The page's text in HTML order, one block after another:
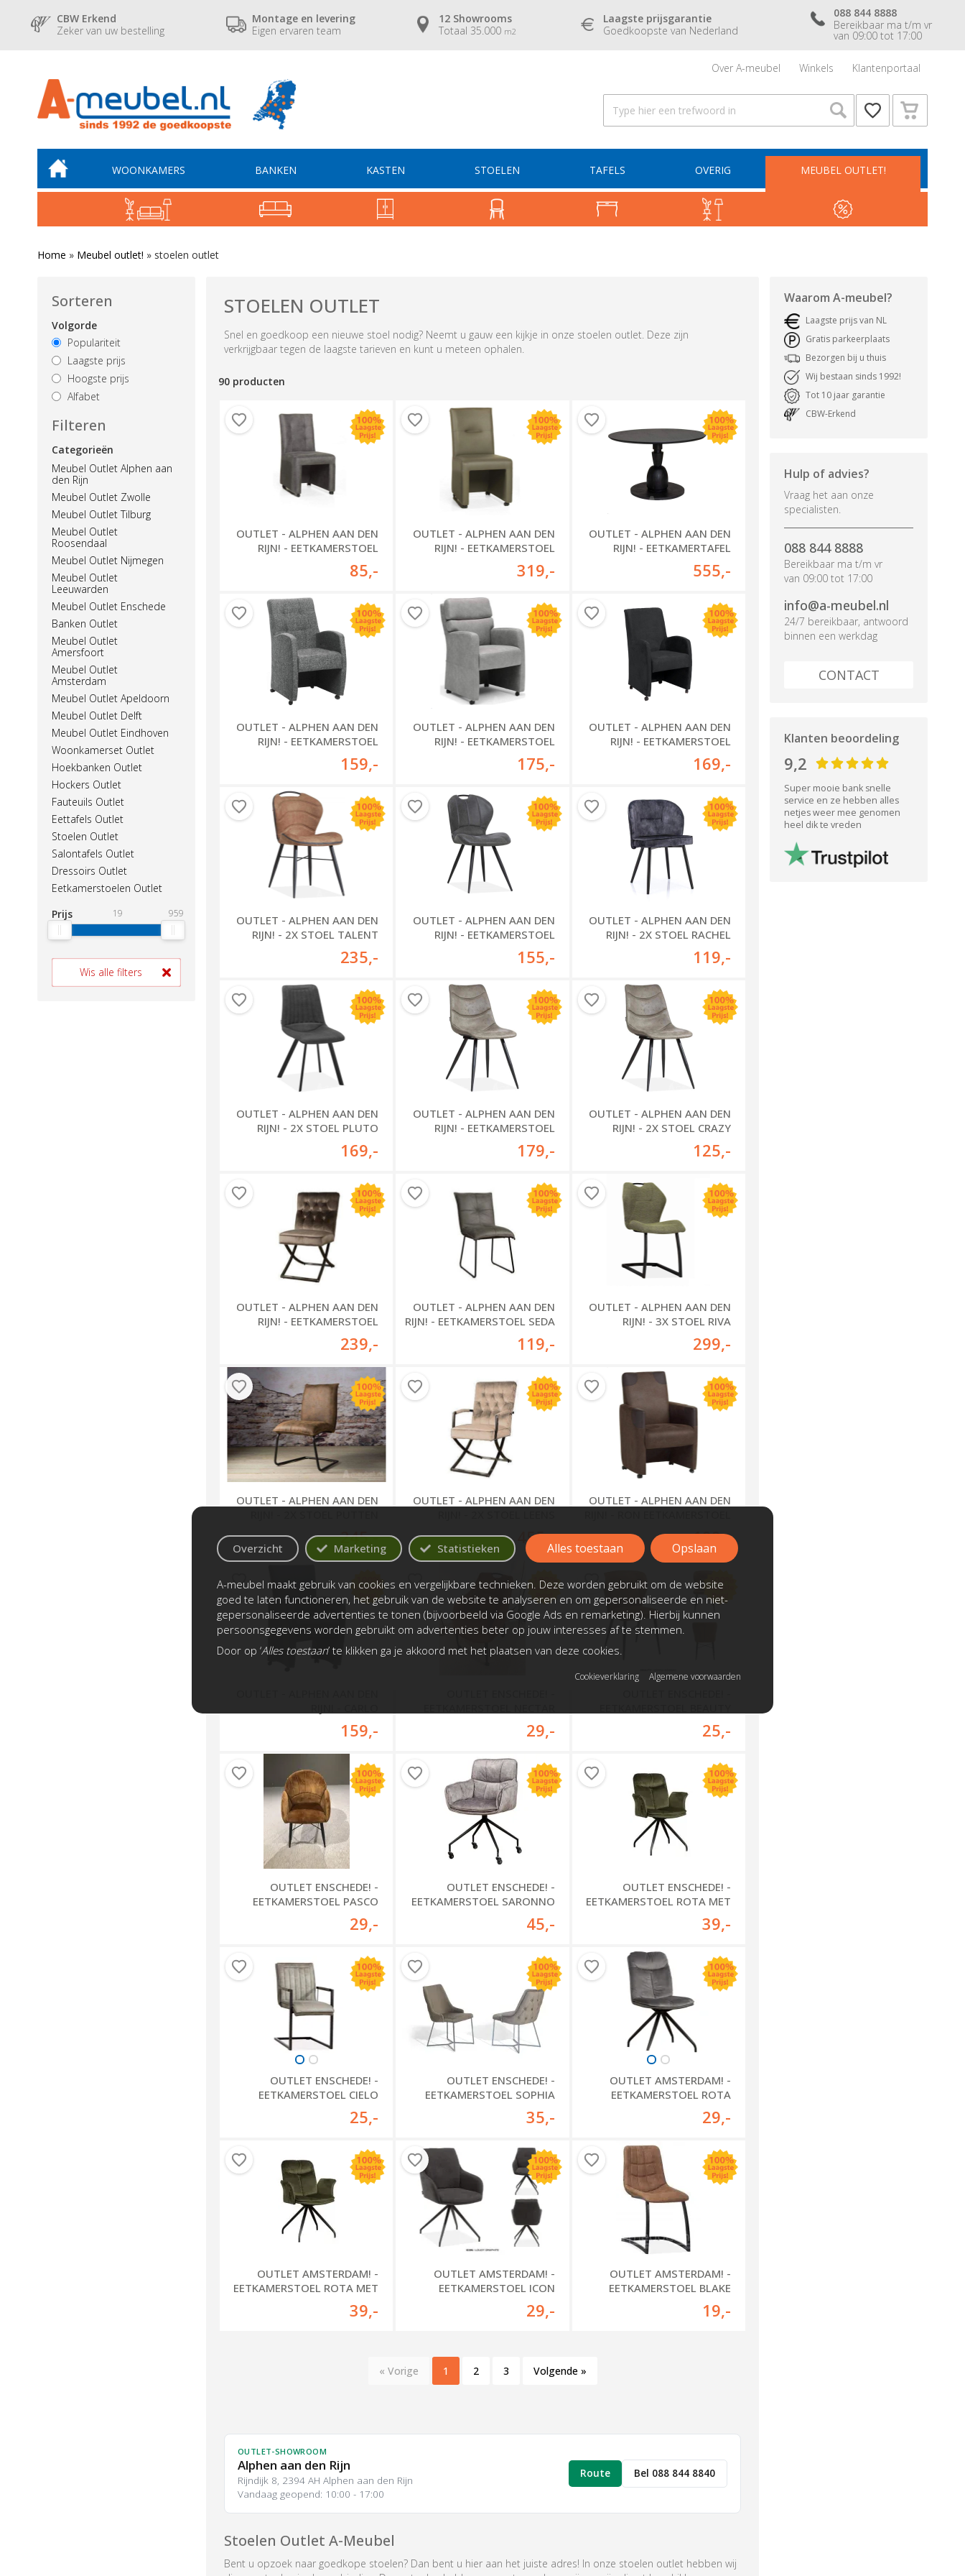
CBW Erkend
Zeker van uw bestelling
Montage en levering
Eigen ervaren team
12 Showrooms
Totaal 35.000 m2
Laagste prijsgarantie
Goedkoopste van Nederland
088 844 8888
Bereikbaar ma t/m vr
van 09:00 tot 17:00
Over A-meubel Winkels Klantenportaal
WOONKAMERS BANKEN KASTEN STOELEN TAFELS OVERIG MEUBEL OUTLET!
Home » Meubel outlet! » stoelen outlet
Sorteren
Volgorde
Populariteit
Laagste prijs
Hoogste prijs
Alfabet
Filteren
Categorieën
Meubel Outlet Alphen aan
den Rijn
Meubel Outlet Zwolle
Meubel Outlet Tilburg
Meubel Outlet
Roosendaal
Meubel Outlet Nijmegen
Meubel Outlet
Leeuwarden
Meubel Outlet Enschede
Banken Outlet
Meubel Outlet
Amersfoort
Meubel Outlet
Amsterdam
Meubel Outlet Apeldoorn
Meubel Outlet Delft
Meubel Outlet Eindhoven
Woonkamerset Outlet
Hoekbanken Outlet
Hockers Outlet
Fauteuils Outlet
Eettafels Outlet
Stoelen Outlet
Salontafels Outlet
Dressoirs Outlet
Eetkamerstoelen Outlet
Prijs
19 959
Wis alle filters
STOELEN OUTLET
Snel en goedkoop een nieuwe stoel nodig? Neemt u gauw een kijkje in onze stoelen outlet. Deze zijn
verkrijgbaar tegen de laagste tarieven en kunt u meteen ophalen.
90 producten
OUTLET - ALPHEN AAN DEN
RIJN! - EETKAMERSTOEL
ORLEANS
85,-
OUTLET - ALPHEN AAN DEN
RIJN! - EETKAMERSTOEL
CHICAGO
319,-
OUTLET - ALPHEN AAN DEN
RIJN! - EETKAMERTAFEL
BRUNELLO
555,-
OUTLET - ALPHEN AAN DEN
RIJN! - EETKAMERSTOEL
PIERRE
159,-
OUTLET - ALPHEN AAN DEN
RIJN! - EETKAMERSTOEL
COMFY
175,-
OUTLET - ALPHEN AAN DEN
RIJN! - EETKAMERSTOEL
PAULO
169,-
OUTLET - ALPHEN AAN DEN
RIJN! - 2X STOEL TALENT
235,-
OUTLET - ALPHEN AAN DEN
RIJN! - EETKAMERSTOEL
MADRAS
155,-
OUTLET - ALPHEN AAN DEN
RIJN! - 2X STOEL RACHEL
119,-
OUTLET - ALPHEN AAN DEN
RIJN! - 2X STOEL PLUTO
169,-
OUTLET - ALPHEN AAN DEN
RIJN! - EETKAMERSTOEL
MALDEN
179,-
OUTLET - ALPHEN AAN DEN
RIJN! - 2X STOEL CRAZY
125,-
OUTLET - ALPHEN AAN DEN
RIJN! - EETKAMERSTOEL
BLOKHUIZEN
239,-
OUTLET - ALPHEN AAN DEN
RIJN! - EETKAMERSTOEL SEDA
119,-
OUTLET - ALPHEN AAN DEN
RIJN! - 3X STOEL RIVA
299,-
OUTLET - ALPHEN AAN DEN
245,-
OUTLET - ALPHEN AAN DEN
455,-
OUTLET - ALPHEN AAN DEN
199,-
EETKAMERSTOEL
159,- 29,- 25,-
OUTLET ENSCHEDE! -
EETKAMERSTOEL PASCO
29,-
OUTLET ENSCHEDE! -
EETKAMERSTOEL SARONNO
45,-
OUTLET ENSCHEDE! -
EETKAMERSTOEL ROTA MET
ARM
39,-
OUTLET ENSCHEDE! -
EETKAMERSTOEL CIELO
25,-
OUTLET ENSCHEDE! -
EETKAMERSTOEL SOPHIA
35,-
OUTLET AMSTERDAM! -
EETKAMERSTOEL ROTA
ZONDER ARM
29,-
OUTLET AMSTERDAM! -
EETKAMERSTOEL ROTA MET
ARM
39,-
OUTLET AMSTERDAM! -
EETKAMERSTOEL ICON
29,-
OUTLET AMSTERDAM! -
EETKAMERSTOEL BLAKE
19,-
« Vorige 1 2 3 Volgende »
OUTLET-SHOWROOM
Alphen aan den Rijn
Rijndijk 8, 2394 AH Alphen aan den Rijn
Vandaag geopend: 10:00 - 17:00
Route Bel 088 844 8840
Stoelen Outlet A-Meubel
Bent u opzoek naar goedkope stoelen? Dan bent u hier aan het juiste adres! In onze stoelen outlet hebben wij
Waarom A-meubel?
Laagste prijs van NL
Gratis parkeerplaats
Bezorgen bij u thuis
Wij bestaan sinds 1992!
Tot 10 jaar garantie
CBW-Erkend
Hulp of advies?
Vraag het aan onze
specialisten.
088 844 8888
Bereikbaar ma t/m vr
van 09:00 tot 17:00
info@a-meubel.nl
24/7 bereikbaar, antwoord
binnen een werkdag
CONTACT
Klanten beoordeling
9,2
Super mooie bank snelle
service en ze hebben alles
netjes weer mee genomen
heel dik te vreden
Overzicht Marketing Statistieken
A-meubel maakt gebruik van cookies en vergelijkbare technieken. Deze worden gebruikt om de website
goed te laten functioneren, het gebruik van de website te analyseren en om gepersonaliseerde en niet-
gepersonaliseerde advertenties te tonen (bijvoorbeeld via Google Ads en remarketing). Hierbij kunnen
persoonsgegevens worden gebruikt om advertenties beter op jouw interesses af te stemmen.
Door op ‘Alles toestaan’ te klikken ga je akkoord met het plaatsen van deze cookies.
Alles toestaan Opslaan
Cookieverklaring Algemene voorwaarden